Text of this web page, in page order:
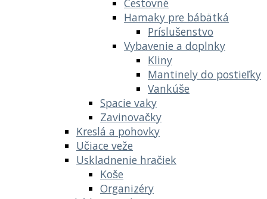
Hamaky pre bábätká
Príslušenstvo
Vybavenie a doplnky
Kliny
Mantinely do postieľky
Vankúše
Spacie vaky
Zavinovačky
Kreslá a pohovky
Učiace veže
Uskladnenie hračiek
Koše
Organizéry